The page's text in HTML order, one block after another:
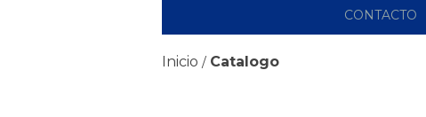
CONTACTO
Inicio / Catalogo